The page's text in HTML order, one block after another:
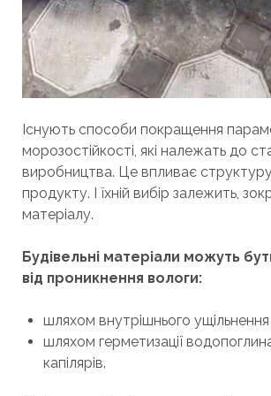
Існують способи покращення
морозостійкості, які належать до
виробництва. Це впливає
продукту. І їхній вибір залежить,
матеріалу.
Будівельні матеріали можуть
від проникнення вологи:
шляхом внутрішнього
шляхом герметизації
капілярів.